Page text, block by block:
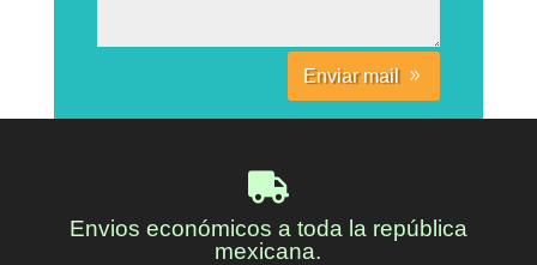
Enviar mail
Envios económicos a toda la república
mexicana.